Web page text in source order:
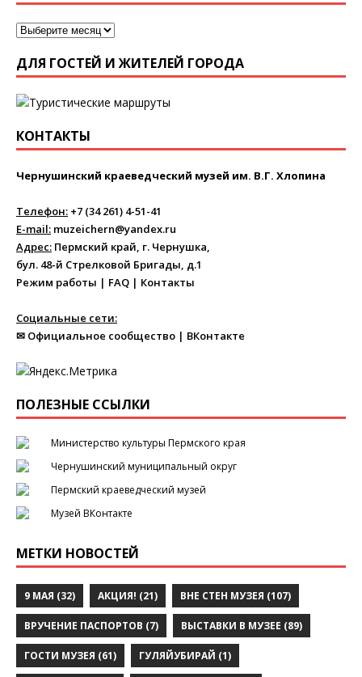
ДЛЯ ГОСТЕЙ И ЖИТЕЛЕЙ ГОРОДА
КОНТАКТЫ
Чернушинский краеведческий музей им. В.Г. Хлопина
Телефон: +7 (34 261) 4-51-41
E-mail: muzeichern@yandex.ru
Адрес: Пермский край, г. Чернушка,
бул. 48-й Стрелковой Бригады, д.1
Режим работы | FAQ | Контакты
Социальные сети:
✉ Официальное сообщество | ВКонтакте
ПОЛЕЗНЫЕ ССЫЛКИ
Министерство культуры Пермского края
Чернушинский муниципальный округ
Пермский краеведческий музей
Музей ВКонтакте
МЕТКИ НОВОСТЕЙ
9 МАЯ (32) АКЦИЯ! (21) ВНЕ СТЕН МУЗЕЯ (107)
ВРУЧЕНИЕ ПАСПОРТОВ (7) ВЫСТАВКИ В МУЗЕЕ (89)
ГОСТИ МУЗЕЯ (61) ГУЛЯЙУБИРАЙ (1)